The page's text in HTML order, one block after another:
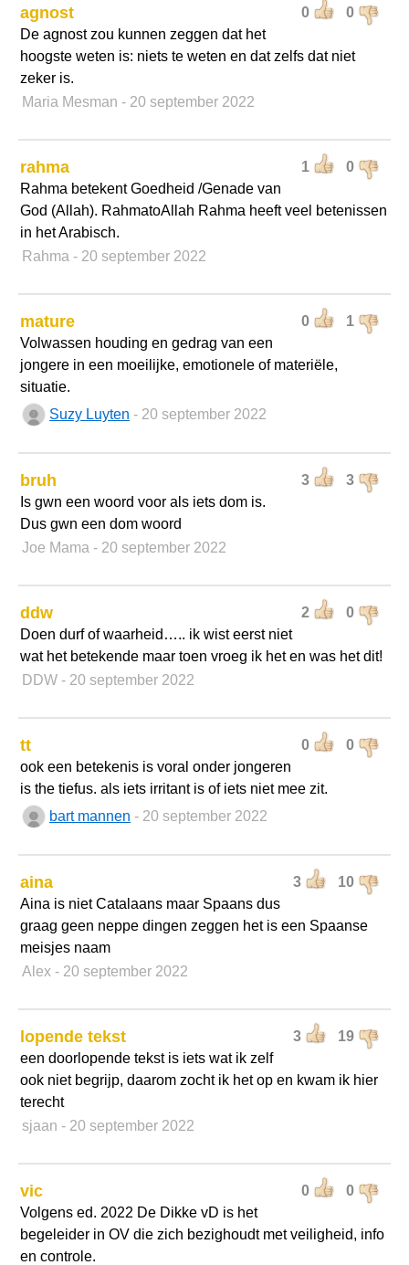
0 0
agnost
De agnost zou kunnen zeggen dat het
hoogste weten is: niets te weten en dat zelfs dat niet
zeker is.
Maria Mesman - 20 september 2022
1 0
rahma
Rahma betekent Goedheid /Genade van
God (Allah). RahmatoAllah Rahma heeft veel betenissen
in het Arabisch.
Rahma - 20 september 2022
0 1
mature
Volwassen houding en gedrag van een
jongere in een moeilijke, emotionele of materiële,
situatie.
Suzy Luyten - 20 september 2022
3 3
bruh
Is gwn een woord voor als iets dom is.
Dus gwn een dom woord
Joe Mama - 20 september 2022
2 0
ddw
Doen durf of waarheid….. ik wist eerst niet
wat het betekende maar toen vroeg ik het en was het dit!
DDW - 20 september 2022
0 0
tt
ook een betekenis is voral onder jongeren
is the tiefus. als iets irritant is of iets niet mee zit.
bart mannen - 20 september 2022
3 10
aina
Aina is niet Catalaans maar Spaans dus
graag geen neppe dingen zeggen het is een Spaanse
meisjes naam
Alex - 20 september 2022
3 19
lopende tekst
een doorlopende tekst is iets wat ik zelf
ook niet begrijp, daarom zocht ik het op en kwam ik hier
terecht
sjaan - 20 september 2022
0 0
vic
Volgens ed. 2022 De Dikke vD is het
begeleider in OV die zich bezighoudt met veiligheid, info
en controle.